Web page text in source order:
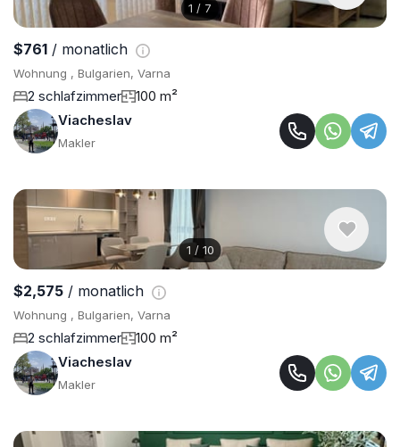
1 / 7
$761 / monatlich
Wohnung , Bulgarien, Varna
2 schlafzimmer
100 m²
Viacheslav
Makler
1 / 10
$2,575 / monatlich
Wohnung , Bulgarien, Varna
2 schlafzimmer
100 m²
Viacheslav
Makler